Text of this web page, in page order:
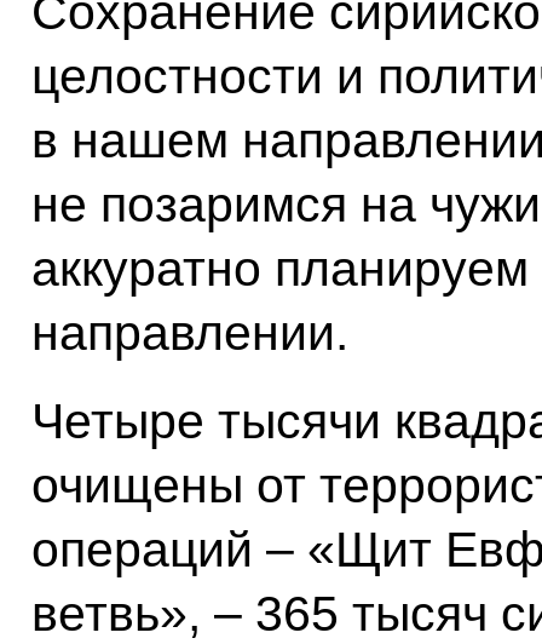
Сохранение
целостности и
в нашем
не позаримся на
аккуратно
направлении.
Четыре тысячи
очищены от
операций – «Щит
ветвь», – 365 тысяч